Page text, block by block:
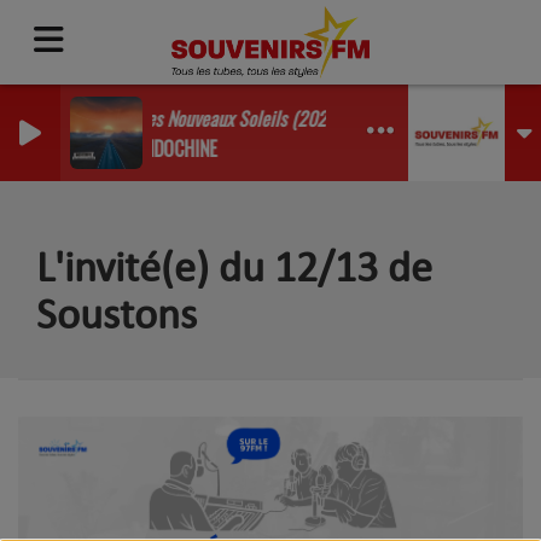
Les Nouveaux Soleils (2024)
INDOCHINE
L'invité(e) du 12/13 de
Soustons